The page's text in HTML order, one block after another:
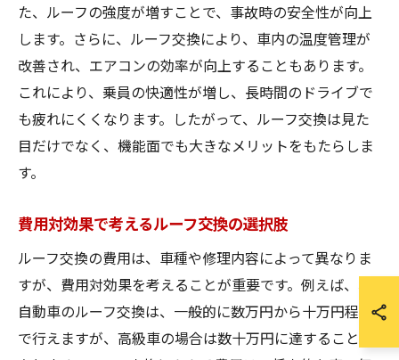
た、ルーフの強度が増すことで、事故時の安全性が向上
します。さらに、ルーフ交換により、車内の温度管理が
改善され、エアコンの効率が向上することもあります。
これにより、乗員の快適性が増し、長時間のドライブで
も疲れにくくなります。したがって、ルーフ交換は見た
目だけでなく、機能面でも大きなメリットをもたらしま
す。
費用対効果で考えるルーフ交換の選択肢
ルーフ交換の費用は、車種や修理内容によって異なりま
すが、費用対効果を考えることが重要です。例えば、軽
自動車のルーフ交換は、一般的に数万円から十万円程度
で行えますが、高級車の場合は数十万円に達することも